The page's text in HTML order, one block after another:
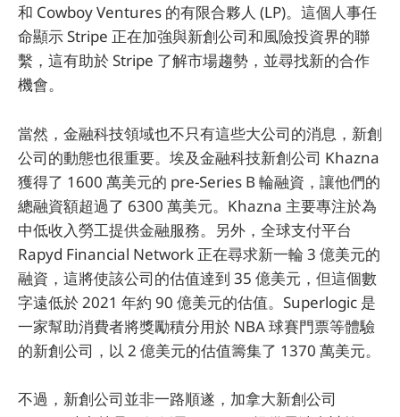
和 Cowboy Ventures 的有限合夥人 (LP)。這個人事任
命顯示 Stripe 正在加強與新創公司和風險投資界的聯
繫，這有助於 Stripe 了解市場趨勢，並尋找新的合作
機會。
當然，金融科技領域也不只有這些大公司的消息，新創
公司的動態也很重要。埃及金融科技新創公司 Khazna
獲得了 1600 萬美元的 pre-Series B 輪融資，讓他們的
總融資額超過了 6300 萬美元。Khazna 主要專注於為
中低收入勞工提供金融服務。另外，全球支付平台
Rapyd Financial Network 正在尋求新一輪 3 億美元的
融資，這將使該公司的估值達到 35 億美元，但這個數
字遠低於 2021 年約 90 億美元的估值。Superlogic 是
一家幫助消費者將獎勵積分用於 NBA 球賽門票等體驗
的新創公司，以 2 億美元的估值籌集了 1370 萬美元。
不過，新創公司並非一路順遂，加拿大新創公司